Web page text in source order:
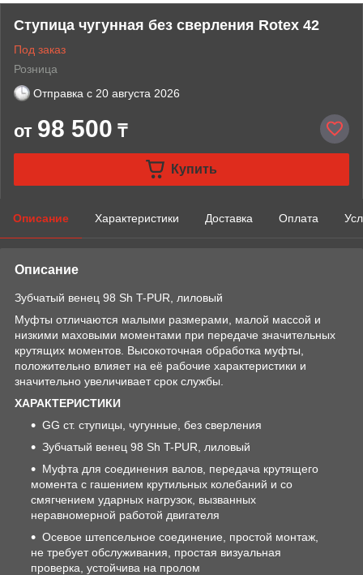
Ступица чугунная без сверления Rotex 42
Под заказ
Розница
Отправка с 20 августа 2026
от 98 500 ₸
Купить
Описание Характеристики Доставка Оплата
Описание
Зубчатый венец 98 Sh T-PUR, лиловый
Муфты отличаются малыми размерами, малой массой и
низкими маховыми моментами при передаче значительных
крутящих моментов. Высокоточная обработка муфты,
положительно влияет на её рабочие характеристики и
значительно увеличивает срок службы.
ХАРАКТЕРИСТИКИ
GG ст. ступицы, чугунные, без сверления
Зубчатый венец 98 Sh T-PUR, лиловый
Муфта для соединения валов, передача крутящего
момента с гашением крутильных колебаний и со
смягчением ударных нагрузок, вызванных
неравномерной работой двигателя
Осевое штепсельное соединение, простой монтаж,
не требует обслуживания, простая визуальная
проверка, устойчива на пролом